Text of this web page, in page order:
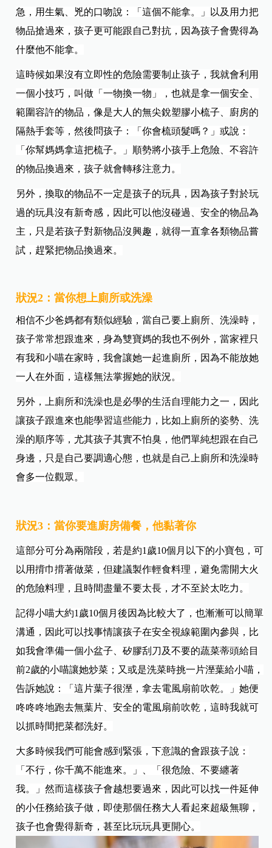
急，用生氣、兇的口吻說：「這個不能拿。」以及用力把
物品搶過來，孩子更可能跟自己對抗，因為孩子會覺得為
什麼他不能拿。
這時候如果沒有立即性的危險需要制止孩子，我就會利用
一個小技巧，叫做「一物換一物」，也就是拿一個安全、
範圍容許的物品，像是大人的無尖銳塑膠小梳子、廚房的
隔熱手套等，然後問孩子：「你會梳頭髮嗎？」或說：
「你幫媽媽拿這把梳子。」順勢將小孩手上危險、不容許
的物品換過來，孩子就會轉移注意力。
另外，換取的物品不一定是孩子的玩具，因為孩子對於玩
過的玩具沒有新奇感，因此可以他沒碰過、安全的物品為
主，只是若孩子對新物品沒興趣，就得一直拿各類物品嘗
試，趕緊把物品換過來。
狀況2：當你想上廁所或洗澡
相信不少爸媽都有類似經驗，當自己要上廁所、洗澡時，
孩子常常想跟進來，身為雙寶媽的我也不例外，當家裡只
有我和小喵在家時，我會讓她一起進廁所，因為不能放她
一人在外面，這樣無法掌握她的狀況。
另外，上廁所和洗澡也是必學的生活自理能力之一，因此
讓孩子跟進來也能學習這些能力，比如上廁所的姿勢、洗
澡的順序等，尤其孩子其實不怕臭，他們單純想跟在自己
身邊，只是自己要調適心態，也就是自己上廁所和洗澡時
會多一位觀眾。
狀況3：當你要進廚房備餐，他黏著你
這部分可分為兩階段，若是約1歲10個月以下的小寶包，可
以用揹巾揹著做菜，但建議製作輕食料理，避免需開大火
的危險料理，且時間盡量不要太長，才不至於太吃力。
記得小喵大約1歲10個月後因為比較大了，也漸漸可以簡單
溝通，因此可以找事情讓孩子在安全視線範圍內參與，比
如我會準備一個小盆子、矽膠刮刀及不要的蔬菜蒂頭給目
前2歲的小喵讓她炒菜；又或是洗菜時挑一片溼葉給小喵，
告訴她說：「這片葉子很溼，拿去電風扇前吹乾。」她便
咚咚咚地跑去無葉片、安全的電風扇前吹乾，這時我就可
以抓時間把菜都洗好。
大多時候我們可能會感到緊張，下意識的會跟孩子說：
「不行，你千萬不能進來。」、「很危險、不要纏著
我。」然而這樣孩子會越想要過來，因此可以找一件延伸
的小任務給孩子做，即使那個任務大人看起來超級無聊，
孩子也會覺得新奇，甚至比玩玩具更開心。